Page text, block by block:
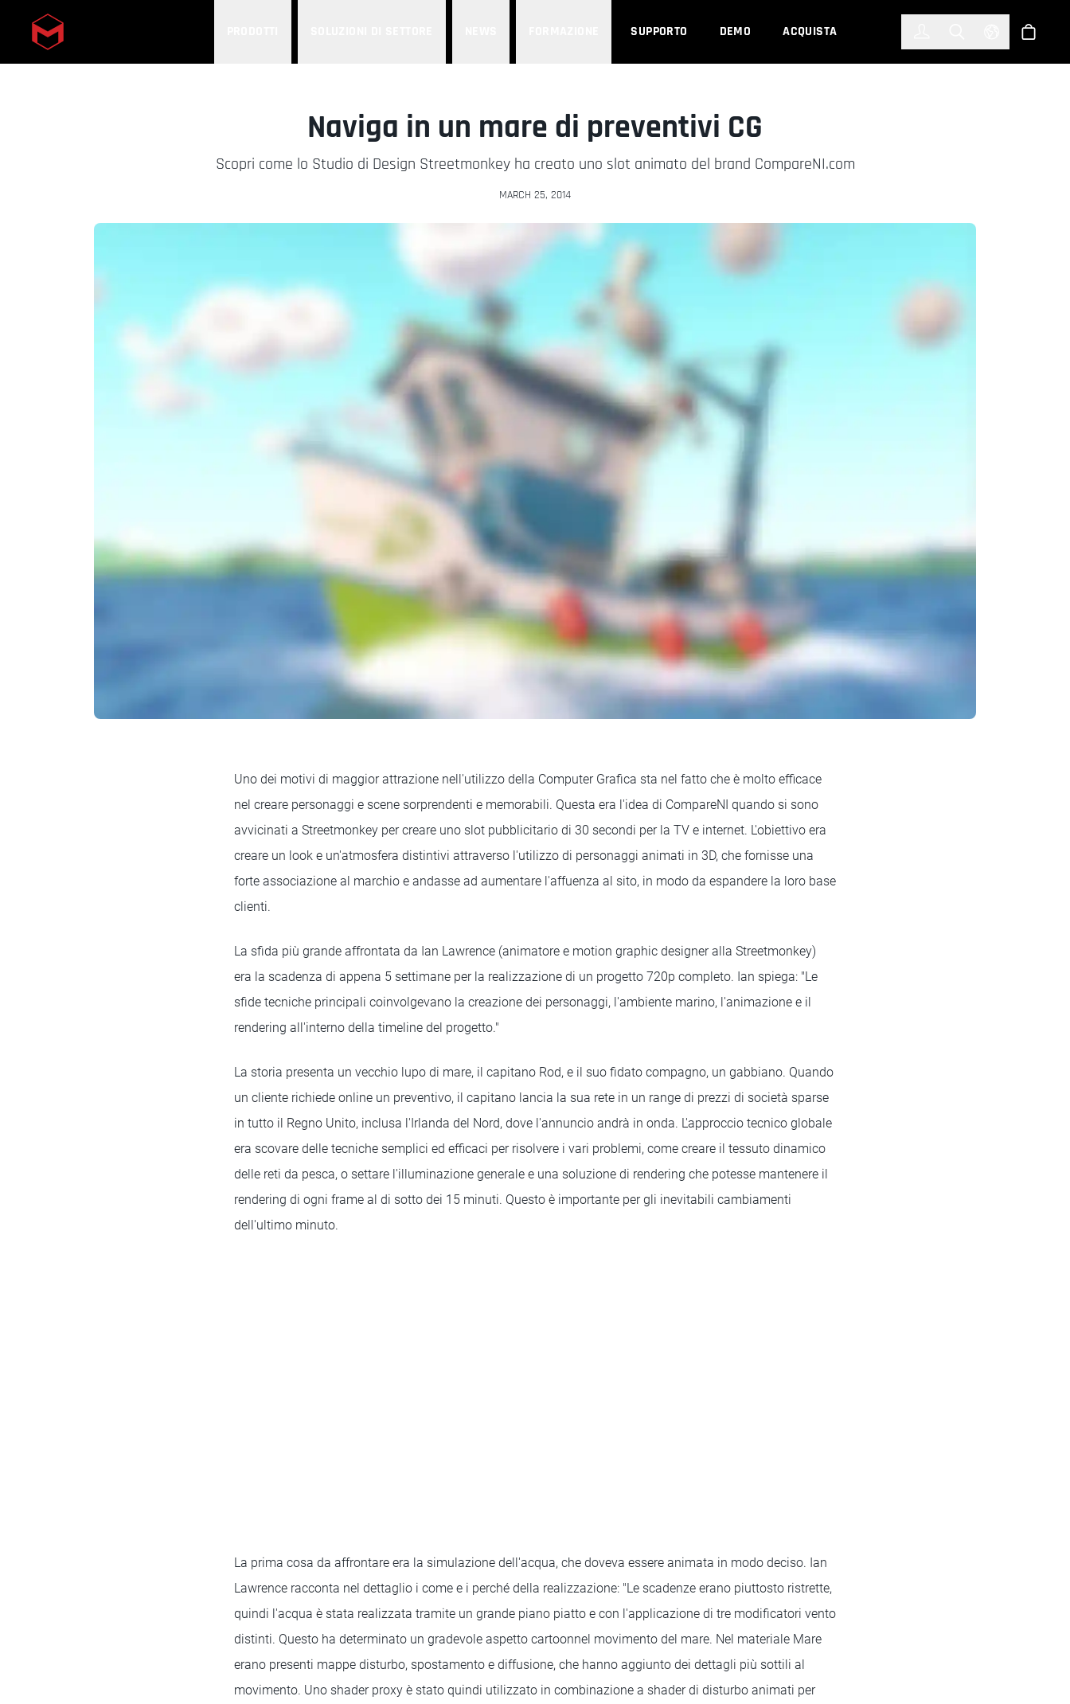
Skip to main content SUPPORTO DEMO ACQUISTA Select Shop
Naviga in un mare di preventivi CG
Scopri come lo Studio di Design Streetmonkey ha creato uno slot animato del brand CompareNI.com
MARCH 25, 2014
Uno dei motivi di maggior attrazione nell'utilizzo della Computer Grafica sta nel fatto che è molto efficace
nel creare personaggi e scene sorprendenti e memorabili. Questa era l'idea di CompareNI quando si sono
avvicinati a Streetmonkey per creare uno slot pubblicitario di 30 secondi per la TV e internet. L'obiettivo era
creare un look e un'atmosfera distintivi attraverso l'utilizzo di personaggi animati in 3D, che fornisse una
forte associazione al marchio e andasse ad aumentare l'affuenza al sito, in modo da espandere la loro base
clienti.
La sfida più grande affrontata da Ian Lawrence (animatore e motion graphic designer alla Streetmonkey)
era la scadenza di appena 5 settimane per la realizzazione di un progetto 720p completo. Ian spiega: "Le
sfide tecniche principali coinvolgevano la creazione dei personaggi, l'ambiente marino, l'animazione e il
rendering all'interno della timeline del progetto."
La storia presenta un vecchio lupo di mare, il capitano Rod, e il suo fidato compagno, un gabbiano. Quando
un cliente richiede online un preventivo, il capitano lancia la sua rete in un range di prezzi di società sparse
in tutto il Regno Unito, inclusa l'Irlanda del Nord, dove l'annuncio andrà in onda. L'approccio tecnico globale
era scovare delle tecniche semplici ed efficaci per risolvere i vari problemi, come creare il tessuto dinamico
delle reti da pesca, o settare l'illuminazione generale e una soluzione di rendering che potesse mantenere il
rendering di ogni frame al di sotto dei 15 minuti. Questo è importante per gli inevitabili cambiamenti
dell'ultimo minuto.
La prima cosa da affrontare era la simulazione dell'acqua, che doveva essere animata in modo deciso. Ian
Lawrence racconta nel dettaglio i come e i perché della realizzazione: "Le scadenze erano piuttosto ristrette,
quindi l'acqua è stata realizzata tramite un grande piano piatto e con l'applicazione di tre modificatori vento
distinti. Questo ha determinato un gradevole aspetto cartoonnel movimento del mare. Nel materiale Mare
erano presenti mappe disturbo, spostamento e diffusione, che hanno aggiunto dei dettagli più sottili al
movimento. Uno shader proxy è stato quindi utilizzato in combinazione a shader di disturbo animati per